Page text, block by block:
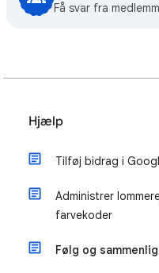
Få svar fra
Hjælp
Tilføj bidrag i
Administrer
farvekoder
Følg og